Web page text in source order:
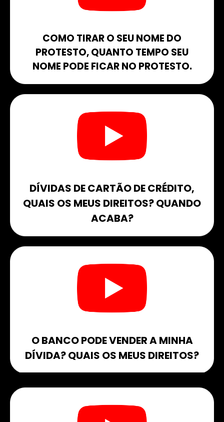
COMO TIRAR O SEU NOME DO
PROTESTO, QUANTO TEMPO SEU
NOME PODE FICAR NO PROTESTO.​
DÍVIDAS DE CARTÃO DE CRÉDITO,
QUAIS OS MEUS DIREITOS? QUANDO
ACABA?
O BANCO PODE VENDER A MINHA
DÍVIDA? QUAIS OS MEUS DIREITOS?​